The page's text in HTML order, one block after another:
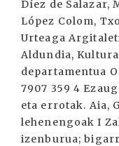
Díez de Salazar,
López Colom,
Urteaga
Aldundia,
departamentua
7907 359 4
eta errotak. Aia,
lehenengoak I
izenburua;